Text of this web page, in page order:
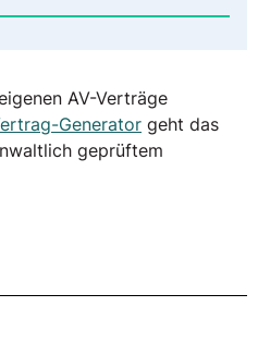
AV-Verträge
Generator geht das
geprüftem